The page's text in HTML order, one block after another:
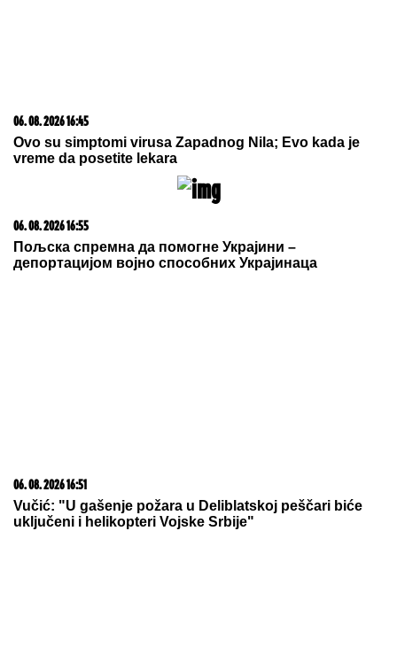
06. 08. 2026 16:45
Ovo su simptomi virusa Zapadnog Nila; Evo kada je
vreme da posetite lekara
06. 08. 2026 16:55
Пољска спремна да помогне Украјини –
депортацијом војно способних Украјинаца
06. 08. 2026 16:51
Vučić: "U gašenje požara u Deliblatskoj peščari biće
uključeni i helikopteri Vojske Srbije"